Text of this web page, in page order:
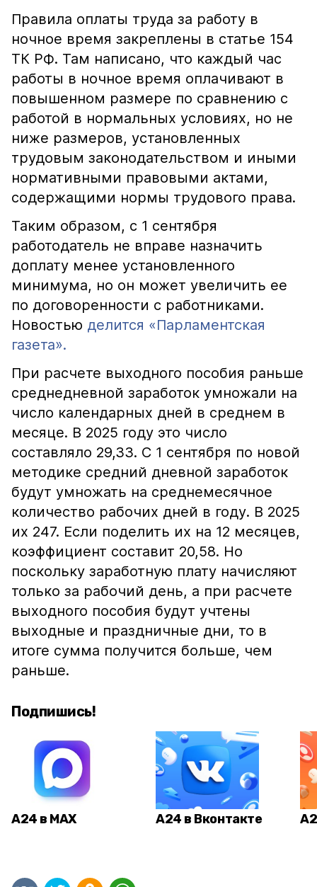
Правила оплаты труда за работу в
ночное время закреплены в статье 154
ТК РФ. Там написано, что каждый час
работы в ночное время оплачивают в
повышенном размере по сравнению с
работой в нормальных условиях, но не
ниже размеров, установленных
трудовым законодательством и иными
нормативными правовыми актами,
содержащими нормы трудового права.
Таким образом, с 1 сентября
работодатель не вправе назначить
доплату менее установленного
минимума, но он может увеличить ее
по договоренности с работниками.
Новостью делится «Парламентская
газета».
При расчете выходного пособия раньше
среднедневной заработок умножали на
число календарных дней в среднем в
месяце. В 2025 году это число
составляло 29,33. С 1 сентября по новой
методике средний дневной заработок
будут умножать на среднемесячное
количество рабочих дней в году. В 2025
их 247. Если поделить их на 12 месяцев,
коэффициент составит 20,58. Но
поскольку заработную плату начисляют
только за рабочий день, а при расчете
выходного пособия будут учтены
выходные и праздничные дни, то в
итоге сумма получится больше, чем
раньше.
Подпишись!
А24 в MAX А24 в Вконтакте